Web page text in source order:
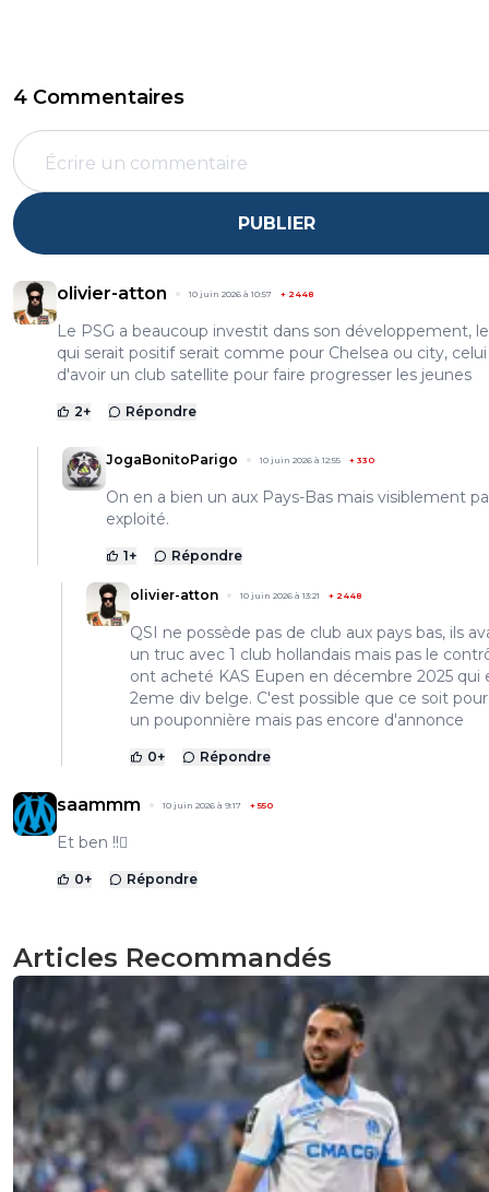
4 Commentaires
PUBLIER
olivier-atton 10 juin 2026 à 10:57 + 2448
Le PSG a beaucoup investit dans son développement,
qui serait positif serait comme pour Chelsea ou city, celui
d'avoir un club satellite pour faire progresser les jeunes
2+ Répondre
JogaBonitoParigo 10 juin 2026 à 12:55 + 330
On en a bien un aux Pays-Bas mais visiblement
exploité.
1+ Répondre
olivier-atton 10 juin 2026 à 13:21 + 2448
QSI ne possède pas de club aux pays bas, ils
un truc avec 1 club hollandais mais pas le
ont acheté KAS Eupen en décembre 2025 qui
2eme div belge. C'est possible que ce soit
un pouponnière mais pas encore d'annonce
0+ Répondre
saammm 10 juin 2026 à 9:17 +550
Et ben !!🫪
0+ Répondre
Articles Recommandés